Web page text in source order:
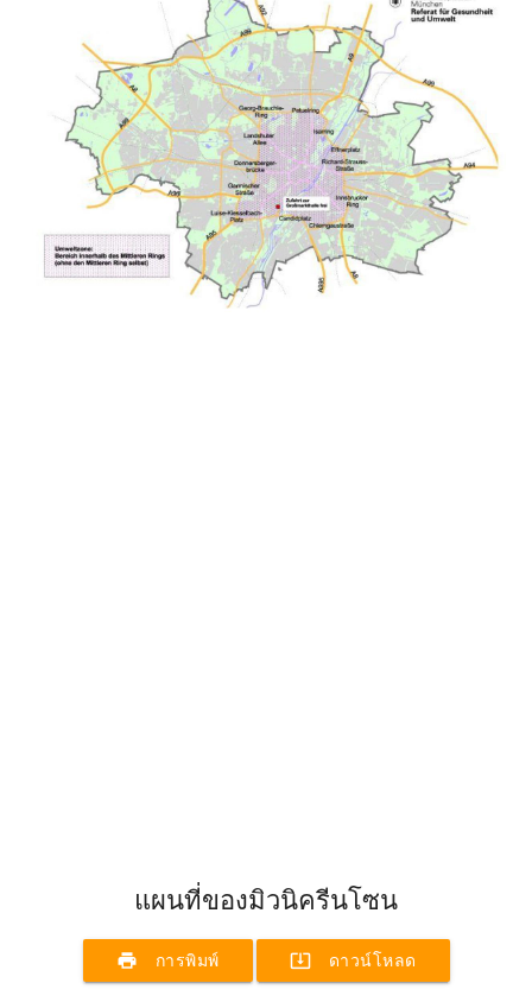
แผนที่ของมิวนิครีนโซน
print การพิมพ์ system_update_alt ดาวน์โหลด